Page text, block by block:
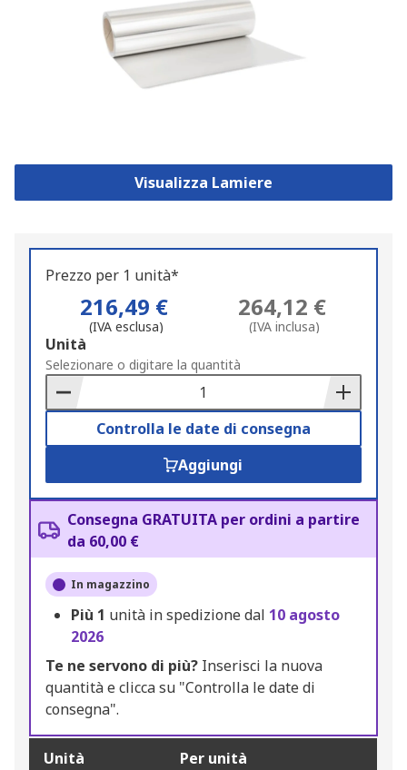
Visualizza Lamiere
Prezzo per 1 unità*
216,49 €
(IVA esclusa)
264,12 €
(IVA inclusa)
Add
to
Basket
Unità
Selezionare o digitare la quantità
Controlla le date di consegna
Aggiungi
Consegna GRATUITA per ordini a partire
da 60,00 €
In magazzino
Più 1 unità in spedizione dal 10 agosto
2026
Te ne servono di più? Inserisci la nuova
quantità e clicca su "Controlla le date di
consegna".
Unità Per unità